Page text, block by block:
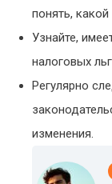
понять,
Узнайте,
налоговых
Регулярно
изменения.